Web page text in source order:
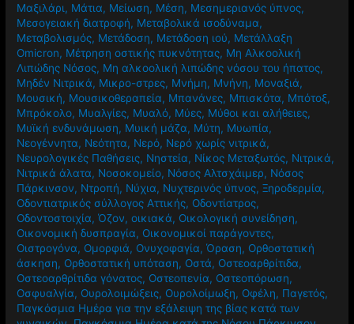
Μαξιλάρι, Μάτια, Μείωση, Μέση, Μεσημεριανός ύπνος,
Μεσογειακή διατροφή, Μεταβολικά ισοδύναμα,
Μεταβολισμός, Μετάδοση, Μετάδοση ιού, Μετάλλαξη
Omicron, Μέτρηση οστικής πυκνότητας, Μη Αλκοολική
Λιπώδης Νόσος, Μη αλκοολική λιπώδης νόσου του ήπατος,
Μηδέν Νιτρικά, Μικρο-στρες, Μνήμη, Μνήνη, Μοναξιά,
Μουσική, Μουσικοθεραπεία, Μπανάνες, Μπισκότα, Μπότοξ,
Μπρόκολο, Μυαλγίες, Μυαλό, Μύες, Μύθοι και αλήθειες,
Μυϊκή ενδυνάμωση, Μυική μάζα, Μύτη, Μυωπία,
Νεογέννητα, Νεότητα, Νερό, Νερό χωρίς νιτρικά,
Νευρολογικές Παθήσεις, Νηστεία, Νίκος Μεταξωτός, Νιτρικά,
Νιτρικά άλατα, Νοσοκομείο, Νόσος Αλτσχάιμερ, Νόσος
Πάρκινσον, Ντροπή, Νύχια, Νυχτερινός ύπνος,Ξηροδερμία,
Οδοντιατρικός σύλλογος Αττικής, Οδοντίατρος,
Οδοντοστοιχία,Όζον,οικιακά, Οικολογική συνείδηση,
Οικονομική δυσπραγία, Οικονομικοί παράγοντες,
Οιστρογόνα, Ομορφιά, Ονυχοφαγία,Όραση, Ορθοστατική
άσκηση, Ορθοστατική υπόταση, Οστά, Οστεοαρθρίτιδα,
Οστεοαρθρίτιδα γόνατος, Οστεοπενία, Οστεοπόρωση,
Οσφυαλγία, Ουρολοιμώξεις, Ουρολοίμωξη, Οφέλη, Παγετός,
Παγκόσμια Ημέρα για την εξάλειψη της βίας κατά των